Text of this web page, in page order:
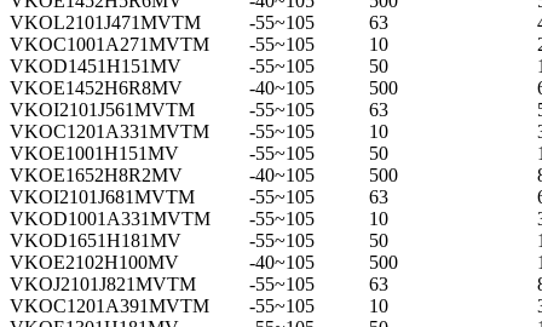
VKOL2101J471MVTM
-55~105 63
VKOC1001A271MVTM
-55~105 10
VKOD1451H151MV
-55~105 50
VKOE1452H6R8MV
-40~105 500
VKOI2101J561MVTM
-55~105 63
VKOC1201A331MVTM
-55~105 10
VKOE1001H151MV
-55~105 50
VKOE1652H8R2MV
-40~105 500
VKOI2101J681MVTM
-55~105 63
VKOD1001A331MVTM
-55~105 10
VKOD1651H181MV
-55~105 50
VKOE2102H100MV
-40~105 500
VKOJ2101J821MVTM
-55~105 63
VKOC1201A391MVTM
-55~105 10